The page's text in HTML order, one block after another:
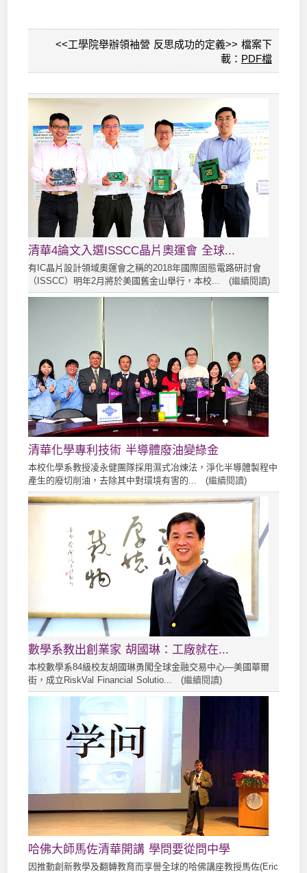
<<工學院舉辦領袖營 反思成功的定義>> 檔案下
載： PDF檔
清華4論文入選ISSCC晶片奧運會 全球...
有IC晶片設計領域奧運會之稱的2018年國際固態電路研討會
（ISSCC）明年2月將於美國舊金山舉行，本校... (繼續閱讀)
清華化學專利技術 半導體廢油變綠金
本校化學系教授凌永健團隊採用濕式冶煉法，淨化半導體製程中
產生的廢切削油，去除其中對環境有害的... (繼續閱讀)
數學系教出創業家 胡國琳：工廠就在...
本校數學系84級校友胡國琳勇闖全球金融交易中心—美國華爾
街，成立RiskVal Financial Solutio... (繼續閱讀)
哈佛大師馬佐清華開講 學問要從問中學
因推動創新教學及翻轉教育而享譽全球的哈佛講座教授馬佐(Eric